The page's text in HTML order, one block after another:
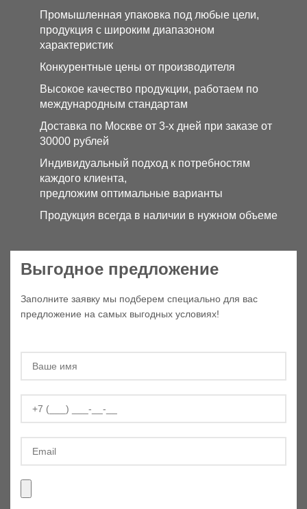
Промышленная упаковка под любые цели,
продукция с широким диапазоном
характеристик
Конкурентные цены от производителя
Высокое качество продукции, работаем по
международным стандартам
Доставка по Москве от 3-х дней при заказе от
30000 рублей
Индивидуальный подход к потребностям
каждого клиента,
предложим оптимальные варианты
Продукция всегда в наличии в нужном объеме
Выгодное предложение
Заполните заявку мы подберем специально для вас
предложение на самых выгодных условиях!